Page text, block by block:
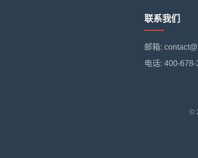
联系我们
邮箱:
电话: 400-678-
©